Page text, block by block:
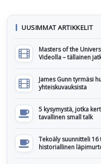
UUSIMMAT ARTIKKELIT
Masters of the
Videolla – tällainen
James Gunn tyrmäsi
yhteiskuvauksista
5 kysymystä, jotka
tavallinen small talk
Tekoäly suunnitteli
historiallinen